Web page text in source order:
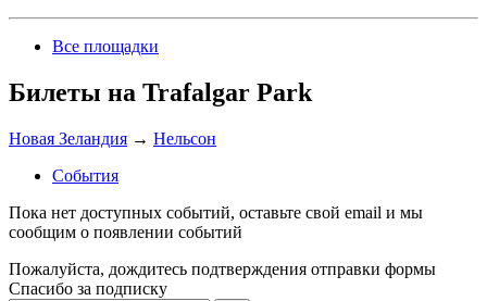
Все площадки
Билеты на Trafalgar Park
Новая Зеландия → Нельсон
События
Пока нет доступных событий, оставьте свой email и мы
сообщим о появлении событий
Пожалуйста, дождитесь подтверждения отправки формы
Спасибо за подписку